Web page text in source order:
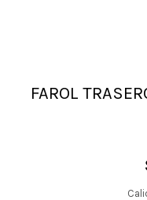
FAROL